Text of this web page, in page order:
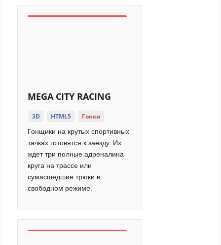
MEGA CITY RACING
3D HTML5 Гонки
Гонщики на крутых спортивных
тачках готовятся к заезду. Их
ждет три полные адреналина
круга на трассе или
сумасшедшие трюки в
свободном режиме.